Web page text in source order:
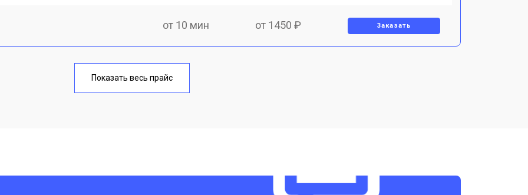
от 10 мин от 1450 ₽ Заказать
от 40 мин
от 3300 ₽
Показать весь прайс